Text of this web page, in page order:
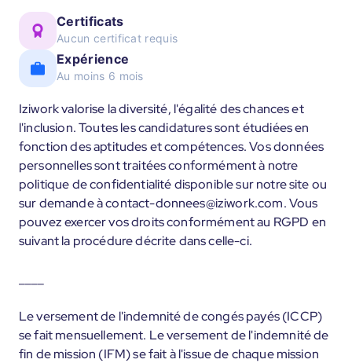
Certificats
Aucun certificat requis
Expérience
Au moins 6 mois
Iziwork valorise la diversité, l'égalité des chances et
l'inclusion. Toutes les candidatures sont étudiées en
fonction des aptitudes et compétences. Vos données
personnelles sont traitées conformément à notre
politique de confidentialité disponible sur notre site ou
sur demande à contact-donnees@iziwork.com. Vous
pouvez exercer vos droits conformément au RGPD en
suivant la procédure décrite dans celle-ci.
Le versement de l'indemnité de congés payés (ICCP)
se fait mensuellement. Le versement de l'indemnité de
fin de mission (IFM) se fait à l'issue de chaque mission